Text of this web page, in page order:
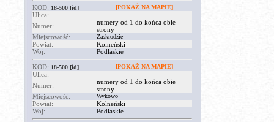
KOD: 18-500 [id] [POKAŻ NA MAPIE]
Ulica:
Numer:
numery od 1 do końca obie
strony
Miejscowość:
Zaskrodzie
Powiat:
Kolneński
Woj:
Podlaskie
KOD: 18-500 [id] [POKAŻ NA MAPIE]
Ulica:
Numer:
numery od 1 do końca obie
strony
Miejscowość:
Wykowo
Powiat:
Kolneński
Woj:
Podlaskie